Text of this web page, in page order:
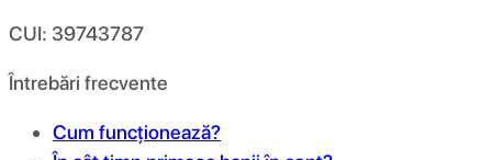
CUI: 39743787
Întrebări frecvente
Cum funcționează?